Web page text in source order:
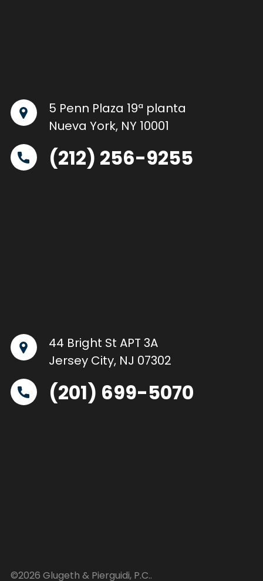
5 Penn Plaza 19ª planta
Nueva York, NY 10001
(212) 256-9255
44 Bright St APT 3A
Jersey City, NJ 07302
(201) 699-5070
©2026 Glugeth & Pierguidi, P.C..